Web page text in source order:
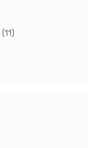
(11)